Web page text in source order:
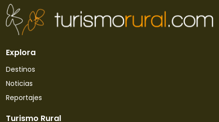
Explora
Destinos
Noticias
Reportajes
Turismo Rural